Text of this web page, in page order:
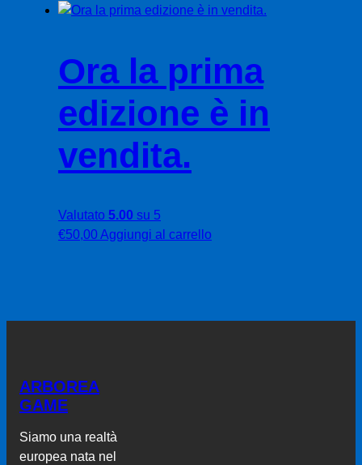
Ora la prima
edizione è in
vendita.
Valutato 5.00 su 5
€50,00Aggiungi al carrello
ARBOREA
GAME
Siamo una realtà
europea nata nel